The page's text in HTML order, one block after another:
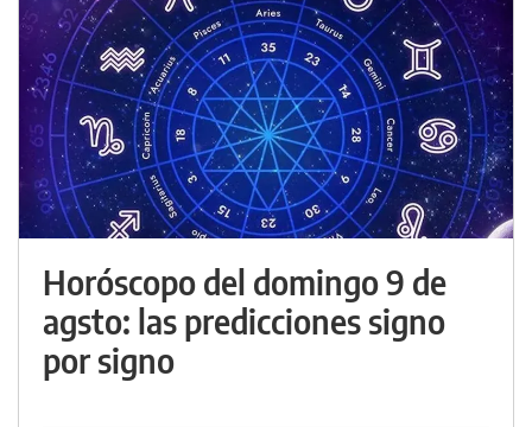
Horóscopo del domingo 9 de
agsto: las predicciones signo
por signo